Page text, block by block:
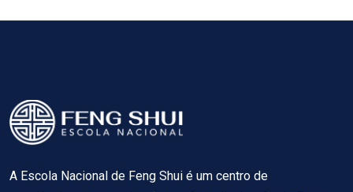
A Escola Nacional de Feng Shui é um centro de